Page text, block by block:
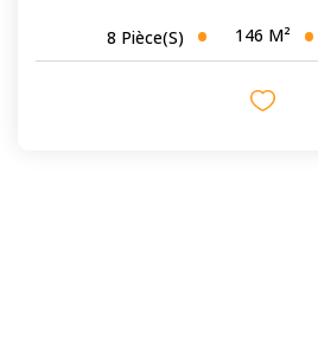
8 Pièce(s) 146 M²